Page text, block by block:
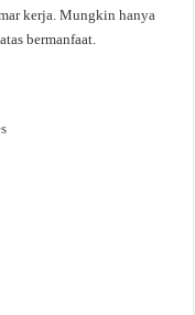
kerja. Mungkin hanya
bermanfaat.